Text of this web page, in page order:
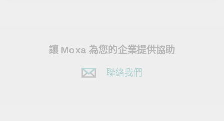
讓 Moxa 為您的企業提供協助
聯絡我們